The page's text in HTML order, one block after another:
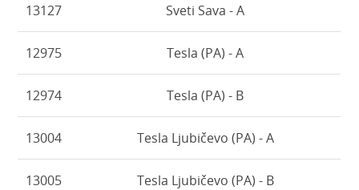
13127 Sveti Sava - A
12975 Tesla (PA) - A
12974 Tesla (PA) - B
13004 Tesla Ljubičevo (PA) - A
13005 Tesla Ljubičevo (PA) - B